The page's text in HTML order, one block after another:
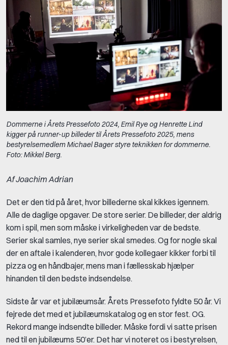
Dommerne i Årets Pressefoto 2024, Emil Rye og Henrette Lind
kigger på runner-up billeder til Årets Pressefoto 2025, mens
bestyrelsemedlem Michael Bager styre teknikken for dommerne.
Foto: Mikkel Berg.
Af Joachim Adrian
Det er den tid på året, hvor billederne skal kikkes igennem.
Alle de daglige opgaver. De store serier. De billeder, der aldrig
kom i spil, men som måske i virkeligheden var de bedste.
Serier skal samles, nye serier skal smedes. Og for nogle skal
der en aftale i kalenderen, hvor gode kollegaer kikker forbi til
pizza og en håndbajer, mens man i fællesskab hjælper
hinanden til den bedste indsendelse.
Sidste år var et jubilæumsår. Årets Pressefoto fyldte 50 år. Vi
fejrede det med et jubilæumskatalog og en stor fest. OG.
Rekord mange indsendte billeder. Måske fordi vi satte prisen
ned til en jubilæums 50’er. Det har vi noteret os i bestyrelsen,